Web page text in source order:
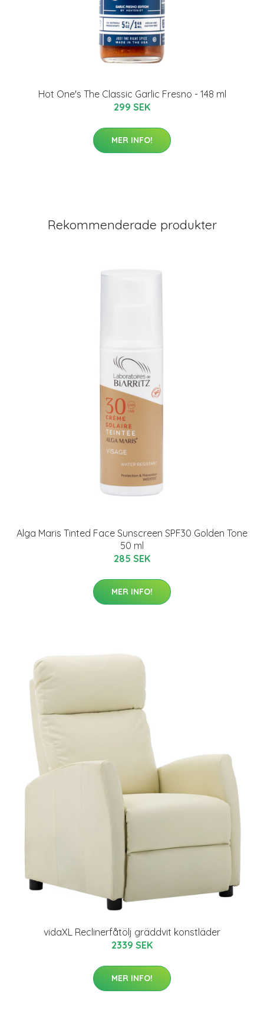
Hot One's The Classic Garlic Fresno - 148 ml
299 SEK
MER INFO!
Rekommenderade produkter
Alga Maris Tinted Face Sunscreen SPF30 Golden Tone
50 ml
285 SEK
MER INFO!
vidaXL Reclinerfåtölj gräddvit konstläder
2339 SEK
MER INFO!